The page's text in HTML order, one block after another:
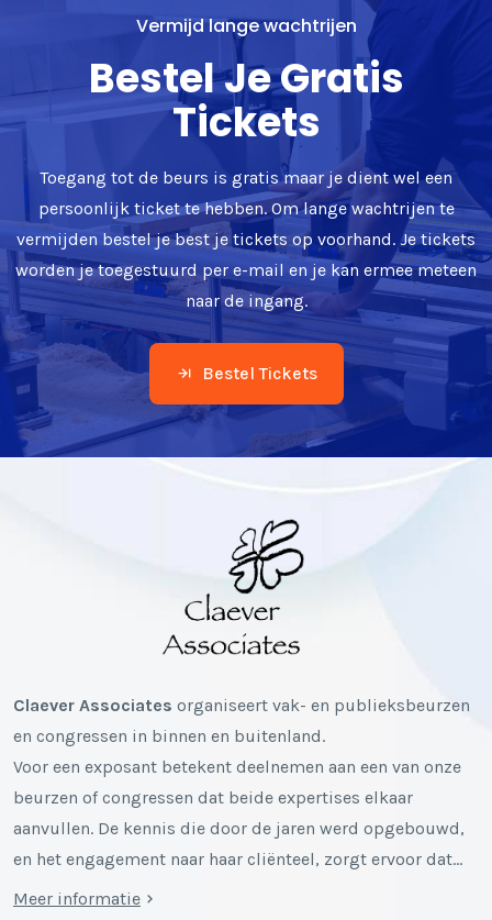
Vermijd lange wachtrijen
Bestel Je Gratis
Tickets
Toegang tot de beurs is gratis maar je dient wel een
persoonlijk ticket te hebben. Om lange wachtrijen te
vermijden bestel je best je tickets op voorhand. Je tickets
worden je toegestuurd per e-mail en je kan ermee meteen
naar de ingang.
Bestel Tickets
Claever Associates organiseert vak- en publieksbeurzen
en congressen in binnen en buitenland.
Voor een exposant betekent deelnemen aan een van onze
beurzen of congressen dat beide expertises elkaar
aanvullen. De kennis die door de jaren werd opgebouwd,
en het engagement naar haar cliënteel, zorgt ervoor dat…
Meer informatie